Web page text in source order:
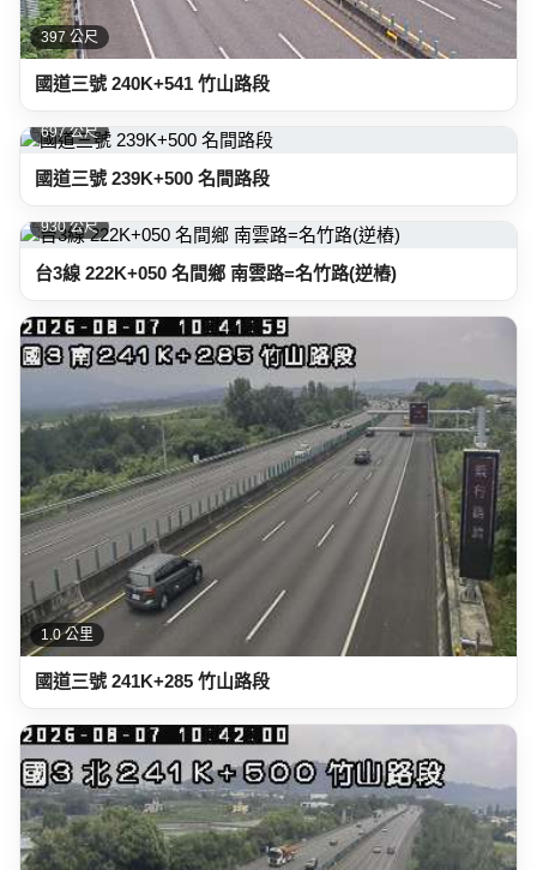
397 公尺
國道三號 240K+541 竹山路段
697 公尺
國道三號 239K+500 名間路段
930 公尺
台3線 222K+050 名間鄉 南雲路=名竹路(逆樁)
1.0 公里
國道三號 241K+285 竹山路段